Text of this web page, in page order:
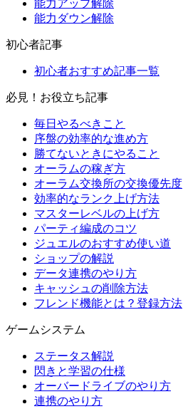
能力アップ解除
能力ダウン解除
初心者記事
初心者おすすめ記事一覧
必見！お役立ち記事
毎日やるべきこと
序盤の効率的な進め方
勝てないときにやること
オーラムの稼ぎ方
オーラム交換所の交換優先度
効率的なランク上げ方法
マスターレベルの上げ方
パーティ編成のコツ
ジュエルのおすすめ使い道
ショップの解説
データ連携のやり方
キャッシュの削除方法
フレンド機能とは？登録方法
ゲームシステム
ステータス解説
閃きと学習の仕様
オーバードライブのやり方
連携のやり方